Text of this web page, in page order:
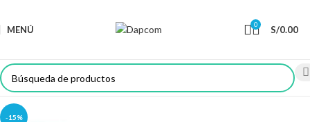
MENÚ 0 S/0.00
-15%